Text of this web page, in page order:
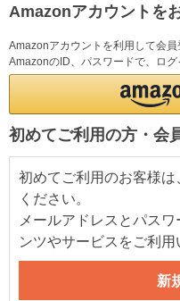
Amazonアカウントを
Amazonアカウントを利用して会員
AmazonのID、パスワードで、ログ
初めてご利用の方・会
初めてご利用のお客様
ください。
メールアドレスとパス
ンツやサービスをご利用